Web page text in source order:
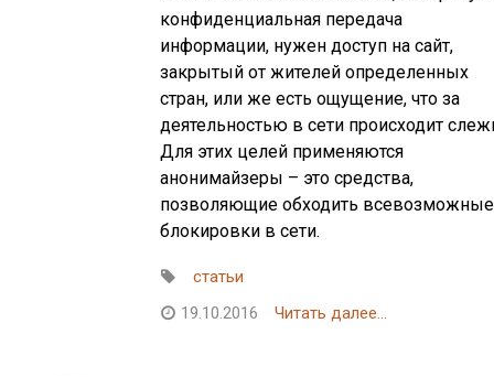
конфиденциальная передача
информации, нужен доступ на сайт,
закрытый от жителей определенных
стран, или же есть ощущение, что за
деятельностью в сети происходит
Для этих целей применяются
анонимайзеры – это средства,
позволяющие обходить всевозможные
блокировки в сети.
статьи
19.10.2016
Читать далее...